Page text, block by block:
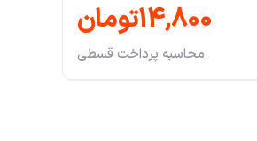
14,800تومان
محاسبه پرداخت قسطی